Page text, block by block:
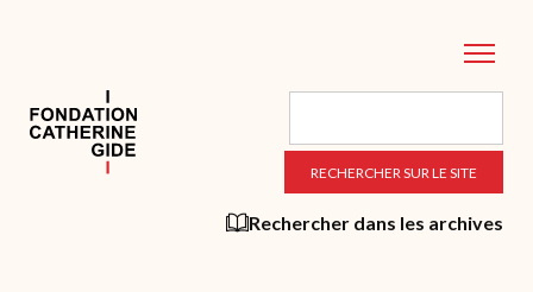
principal
Rechercher dans les archives